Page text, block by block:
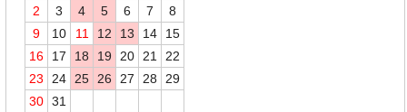
2
3 4 5 6 7
8
9
10 11 12 13 14
15
16
17 18 19 20 21
22
23
24 25 26 27 28
29
30 31